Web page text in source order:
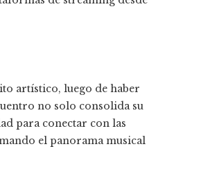
artístico, luego de haber
no solo consolida su
para conectar con las
el panorama musical